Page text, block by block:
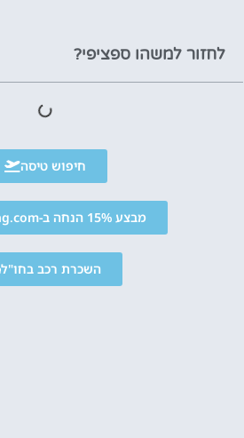
לחזור למשהו ספציפי?
חיפוש טיסה
מבצע 15% הנחה ב-Booking.com
השכרת רכב בחו"ל